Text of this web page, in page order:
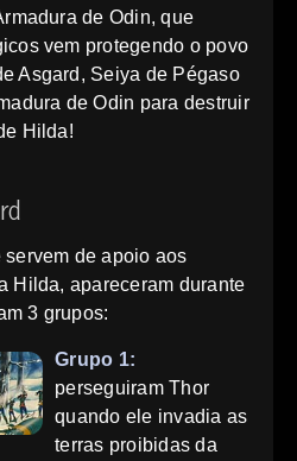
de Odin, que
vem protegendo o povo
Asgard, Seiya de Pégaso
de Odin para destruir
Hilda!
de apoio aos
Hilda, apareceram durante
3 grupos:
Grupo 1:
perseguiram Thor
quando ele invadia as
terras proibidas da